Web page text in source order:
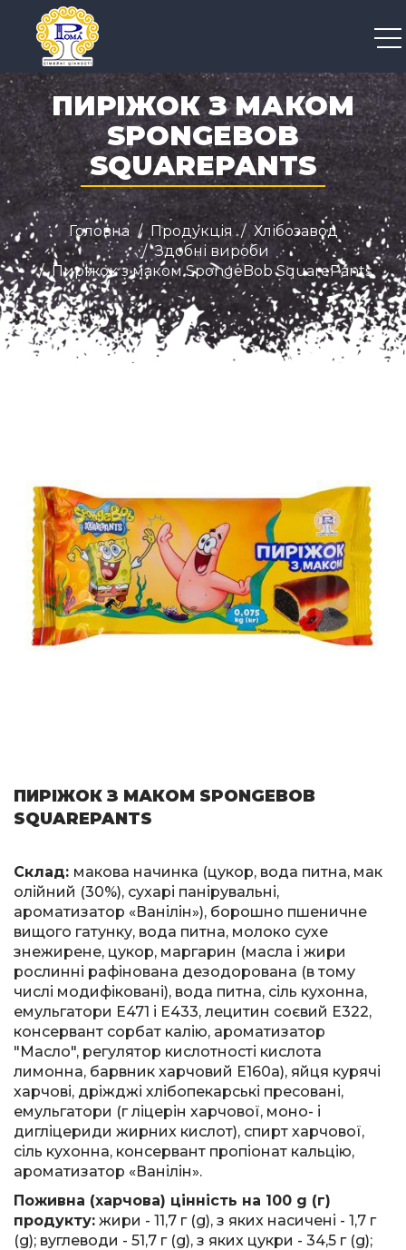
+38 050 300 04 96
ПИРІЖОК З МАКОМ
SPONGEBOB
SQUAREPANTS
Головна Продукція
Хлібозавод
Здобні вироби
Пиріжок з маком SpongeBob SquarePants
ПИРІЖОК З МАКОМ SPONGEBOB
SQUAREPANTS
Склад: макова начинка (цукор, вода питна, мак
олійний (30%), сухарі панірувальні,
ароматизатор «Ванілін»), борошно пшеничне
вищого гатунку, вода питна, молоко сухе
знежирене, цукор, маргарин (масла і жири
рослинні рафінована дезодорована (в тому
числі модифіковані), вода питна, сіль кухонна,
емульгатори Е471 і Е433, лецитин соєвий Е322,
консервант сорбат калію, ароматизатор
"Масло", регулятор кислотності кислота
лимонна, барвник харчовий Е160а), яйця курячі
харчові, дріжджі хлібопекарські пресовані,
емульгатори (г ліцерін харчової, моно- і
дигліцериди жирних кислот), спирт харчової,
сіль кухонна, консервант пропіонат кальцію,
ароматизатор «Ванілін».
Поживна (харчова) цінність на 100 g (г)
продукту: жири - 11,7 г (g), з яких насичені - 1,7 г
(g); вуглеводи - 51,7 г (g), з яких цукри - 34,5 г (g);